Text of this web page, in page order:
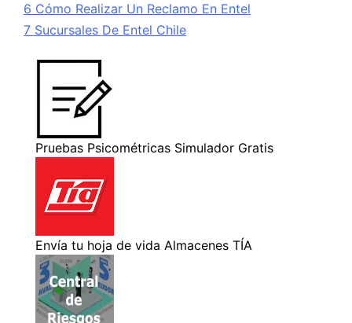
6 Cómo Realizar Un Reclamo En Entel
7 Sucursales De Entel Chile